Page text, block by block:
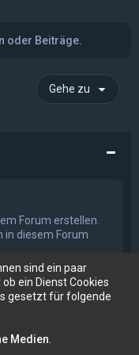
oder Beiträge.
Gehe zu
Forum erstellen.
diesem Forum
nicht ändern.
nichtlöschen.
Forum erstellen.
sind ein paar
ein Dienst Cookies
gesetzt für folgende
Medien